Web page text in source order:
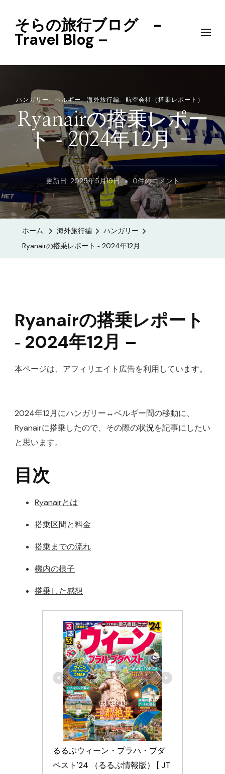
そらの旅行ブログ -
Travel Blog –
ハンガリー ベルギー 海外旅行編 航空会社（搭乗レポート）
Ryanairの搭乗レポー
ト ‐ 2024年12月 –
更新日: 2025年5月19日
Ryanair
の
搭
2024
年
12
–
0件のコメント
ホーム 海外旅行編
ハンガリー
Ryanairの搭乗レポート ‐ 2024年12月 –
Ryanairの搭乗レポート
‐ 2024年12月 –
本ページは、アフィリエイト広告を利用しています。
2024年12月にハンガリー↔ベルギー間の移動に、
Ryanairに搭乗したので、その際の状況を記事にしたい
と思います。
目次
Ryanairとは
搭乗区間と料金
搭乗までの流れ
機内の様子
搭乗した感想
るるぶウィーン・プラハ・ブダ
ペスト'24 （るるぶ情報版） [ JT